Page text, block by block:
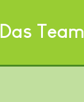
Das Team